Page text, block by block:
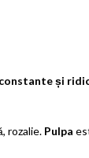
și
rozalie. Pulpa